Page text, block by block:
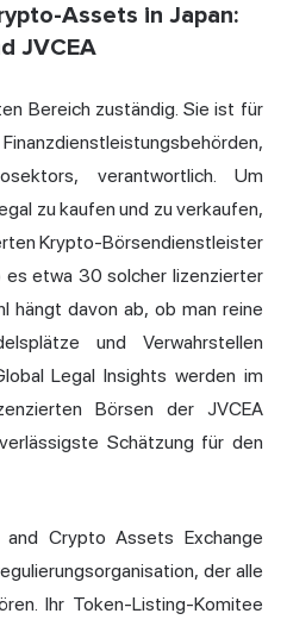
Assets in Japan:
JVCEA
Bereich zuständig. Sie ist für
verantwortlich. Um
zu kaufen und zu verkaufen,
Krypto-Börsendienstleister
es etwa 30 solcher lizenzierter
hängt davon ab, ob man reine
und Verwahrstellen
Legal Insights werden im
Börsen der JVCEA
Schätzung für den
Crypto Assets Exchange
der alle
Ihr Token-Listing-Komitee